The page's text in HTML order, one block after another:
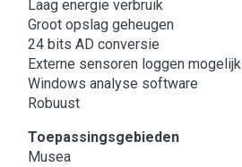
Laag energie verbruik
Groot opslag geheugen
24 bits AD conversie
Externe sensoren loggen mogelijk
Windows analyse software
Robuust
Toepassingsgebieden
Musea